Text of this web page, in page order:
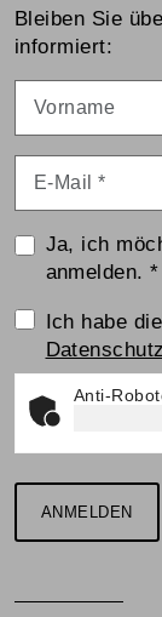
Bleiben Sie
informiert:
Ja, ich
anmelden.*
Ich habe die
Datenschutz
Anti-
ANMELDEN